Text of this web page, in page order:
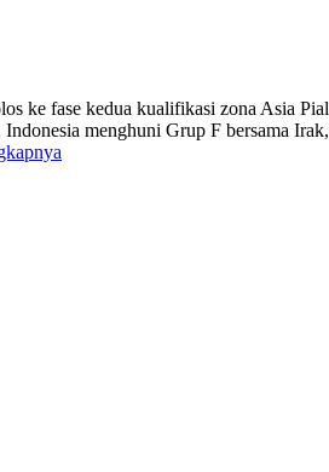
ke fase kedua kualifikasi zona Asia
menghuni Grup F bersama